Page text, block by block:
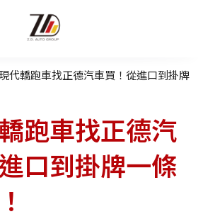
代轎跑車找正德汽車買！從進口到掛牌
跑車找正德汽
口到掛牌一條